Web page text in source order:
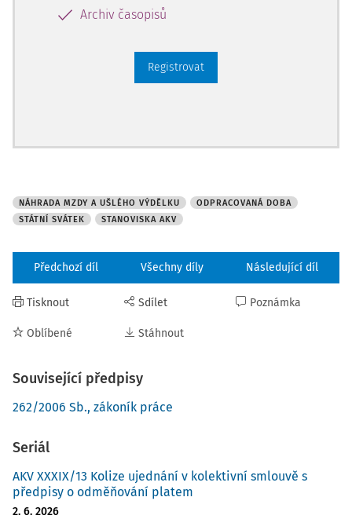
Archiv časopisů
Registrovat
NÁHRADA MZDY A UŠLÉHO VÝDĚLKU
ODPRACOVANÁ DOBA
STÁTNÍ SVÁTEK
STANOVISKA AKV
Předchozí díl Všechny díly Následující díl
Tisknout
Oblíbené
Sdílet
Stáhnout
Poznámka
Související předpisy
262/2006 Sb., zákoník práce
Seriál
AKV XXXIX/13 Kolize ujednání v kolektivní smlouvě s
předpisy o odměňování platem
2. 6. 2026